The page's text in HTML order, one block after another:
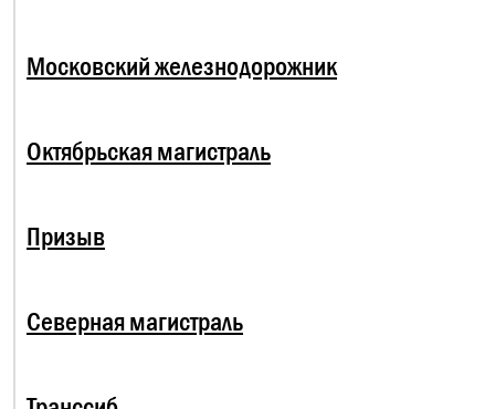
Московский железнодорожник
Октябрьская магистраль
Призыв
Северная магистраль